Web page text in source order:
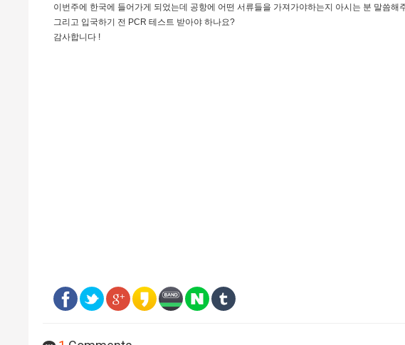
이번주에 한국에 들어가게 되었는데 공항에 어떤 서류들을 가져가야하는지 아시는 분 말씀해
그리고 입국하기 전 PCR 테스트 받아야 하나요?
감사합니다 !